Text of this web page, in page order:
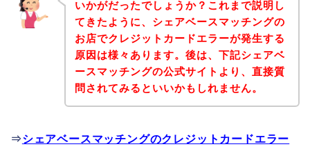
いかがだったでしょうか？これまで説明し
てきたように、シェアベースマッチングの
お店でクレジットカードエラーが発生する
原因は様々あります。後は、下記シェアベ
ースマッチングの公式サイトより、直接質
問されてみるといいかもしれません。
⇒シェアベースマッチングのクレジットカードエラー